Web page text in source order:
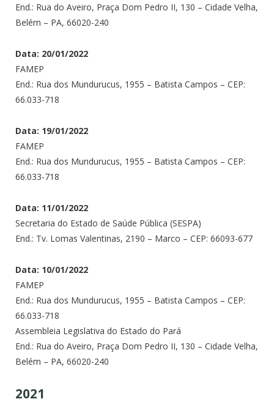
End.: Rua do Aveiro, Praça Dom Pedro II, 130 – Cidade Velha,
Belém – PA, 66020-240
Data: 20/01/2022
FAMEP
End.: Rua dos Mundurucus, 1955 – Batista Campos – CEP:
66.033-718
Data: 19/01/2022
FAMEP
End.: Rua dos Mundurucus, 1955 – Batista Campos – CEP:
66.033-718
Data: 11/01/2022
Secretaria do Estado de Saúde Pública (SESPA)
End.: Tv. Lomas Valentinas, 2190 – Marco – CEP: 66093-677
Data: 10/01/2022
FAMEP
End.: Rua dos Mundurucus, 1955 – Batista Campos – CEP:
66.033-718
Assembleia Legislativa do Estado do Pará
End.: Rua do Aveiro, Praça Dom Pedro II, 130 – Cidade Velha,
Belém – PA, 66020-240
2021